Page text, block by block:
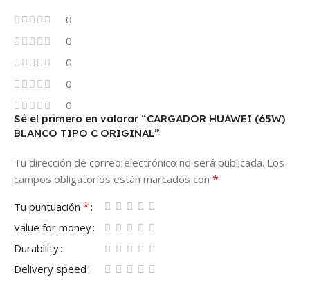
0
0
0
0
0
Sé el primero en valorar “CARGADOR HUAWEI (65W)
BLANCO TIPO C ORIGINAL”
Tu dirección de correo electrónico no será publicada. Los
campos obligatorios están marcados con *
Tu puntuación *
Value for money
Durability
Delivery speed